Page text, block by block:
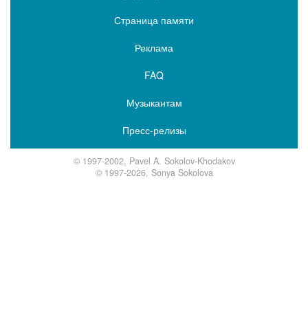
Страница памяти
Реклама
FAQ
Музыкантам
Пресс-релизы
© 1997-2002, Pavel A. Sokolov-Khodakov
© 1997-2026, Sonya Sokolova